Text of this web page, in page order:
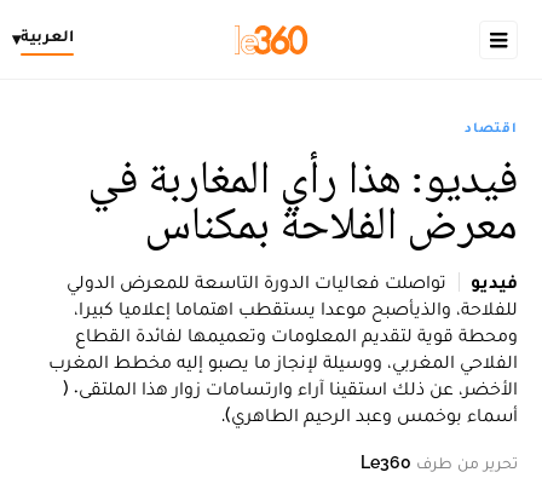
العربية▾
اقتصاد
فيديو: هذا رأي المغاربة في
معرض الفلاحة بمكناس
فيديو
تواصلت فعاليات الدورة التاسعة للمعرض الدولي
للفلاحة، والذيأصبح موعدا يستقطب اهتماما إعلاميا كبيرا،
ومحطة قوية لتقديم المعلومات وتعميمها لفائدة القطاع
الفلاحي المغربي، ووسيلة لإنجاز ما يصبو إليه مخطط المغرب
الأخضر، عن ذلك استقينا آراء وارتسامات زوار هذا الملتقى٠ (
أسماء بوخمس وعبد الرحيم الطاهري).
تحرير من طرف Le360